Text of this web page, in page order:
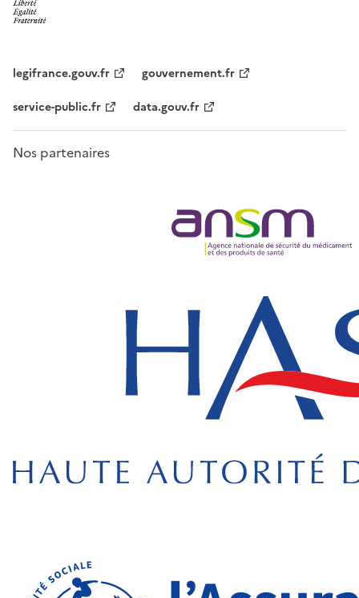
legifrance.gouv.fr
gouvernement.fr
service-public.fr
data.gouv.fr
Nos partenaires